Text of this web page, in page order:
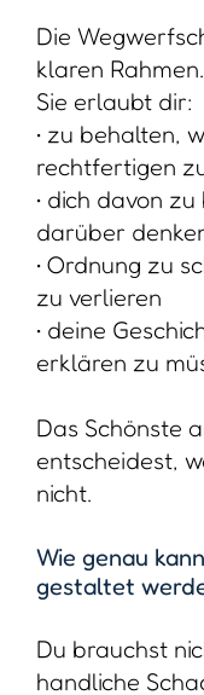
nicht.
Wie genau
gestaltet
Du brauchst
handliche
ganz gleich ob
Schuhkarton,
whatever
ruhigen
ehrlich mit dir
Umfeld
Schachtel im
Lege hinein,
Nicht für deine